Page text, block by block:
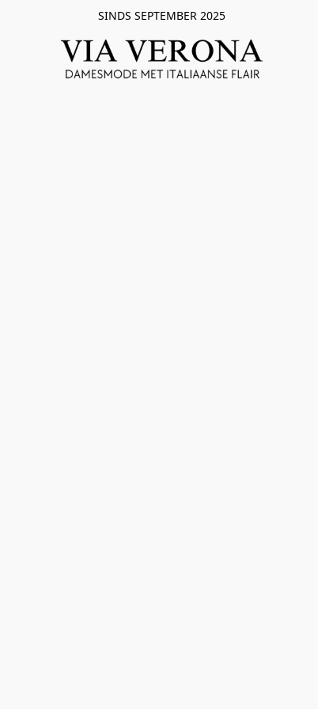
SINDS SEPTEMBER 2025